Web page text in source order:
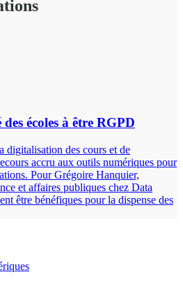
écoles à être RGPD
digitalisation des cours et de
accru aux outils numériques pour
Pour Grégoire Hanquier,
et affaires publiques chez Data
être bénéfiques pour la dispense des